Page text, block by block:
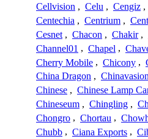
Cellvision , Celu , Cengiz ,
Centechia , Centrium ,
Cesnet , Chacon , Chakir ,
Channel01 , Chapel ,
Cherry Mobile , Chicony ,
China Dragon , Chinavasion
Chinese , Chinese Lamp
Chineseum , Chingling ,
Chongro , Chortau ,
Chubb , Ciana Exports ,